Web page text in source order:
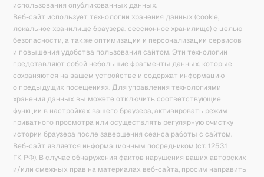
использования опубликованных данных.
Веб-сайт использует технологии хранения данных (cookie,
локальное хранилище браузера, сессионное хранилище) с целью
безопасности, а также оптимизации и персонализации сервисов
и повышения удобства пользования сайтом. Эти технологии
представляют собой небольшие фрагменты данных, которые
сохраняются на вашем устройстве и содержат информацию
о предыдущих посещениях. Для управления технологиями
хранения данных вы можете отключить соответствующие
функции в настройках вашего браузера, активировать режим
приватного просмотра или осуществлять регулярную очистку
истории браузера после завершения сеанса работы с сайтом.
Веб-сайт является информационным посредником (ст. 1253.1
ГК РФ). В случае обнаружения фактов нарушения ваших авторских
и/или смежных прав на материалах веб-сайта, просим направить